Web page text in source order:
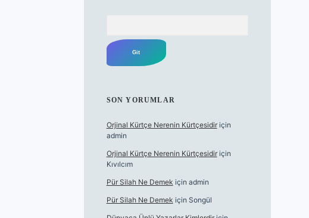
SON YORUMLAR
Orjinal Kürtçe Nerenin Kürtçesidiriçin
admin
Orjinal Kürtçe Nerenin Kürtçesidiriçin
Kıvılcım
Pür Silah Ne Demek için admin
Pür Silah Ne Demek için Songül